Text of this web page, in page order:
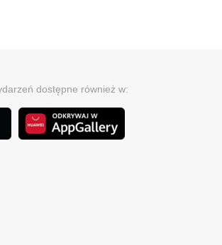
dostępne również w: